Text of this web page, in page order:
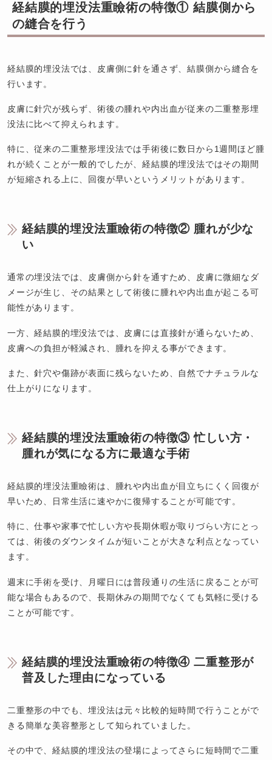
経結膜的埋没法重瞼術の特徴① 結膜側から
の縫合を行う
経結膜的埋没法では、皮膚側に針を通さず、結膜側から縫合を
行います。
皮膚に針穴が残らず、術後の腫れや内出血が従来の二重整形埋
没法に比べて抑えられます。
特に、従来の二重整形埋没法では手術後に数日から1週間ほど腫
れが続くことが一般的でしたが、経結膜的埋没法ではその期間
が短縮される上に、回復が早いというメリットがあります。
経結膜的埋没法重瞼術の特徴② 腫れが少な
い
通常の埋没法では、皮膚側から針を通すため、皮膚に微細なダ
メージが生じ、その結果として術後に腫れや内出血が起こる可
能性があります。
一方、経結膜的埋没法では、皮膚には直接針が通らないため、
皮膚への負担が軽減され、腫れを抑える事ができます。
また、針穴や傷跡が表面に残らないため、自然でナチュラルな
仕上がりになります。
経結膜的埋没法重瞼術の特徴③ 忙しい方・
腫れが気になる方に最適な手術
経結膜的埋没法重瞼術は、腫れや内出血が目立ちにくく回復が
早いため、日常生活に速やかに復帰することが可能です。
特に、仕事や家事で忙しい方や長期休暇が取りづらい方にとっ
ては、術後のダウンタイムが短いことが大きな利点となってい
ます。
週末に手術を受け、月曜日には普段通りの生活に戻ることが可
能な場合もあるので、長期休みの期間でなくても気軽に受ける
ことが可能です。
経結膜的埋没法重瞼術の特徴④ 二重整形が
普及した理由になっている
二重整形の中でも、埋没法は元々比較的短時間で行うことがで
きる簡単な美容整形として知られていました。
その中で、経結膜的埋没法の登場によってさらに短時間で二重